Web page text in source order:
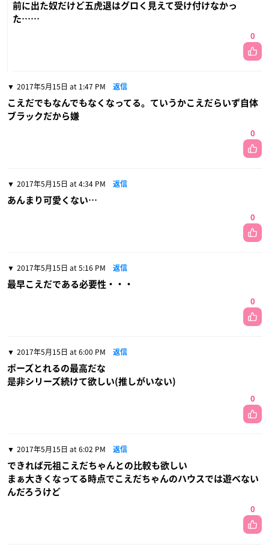
前に出た奴だけど五虎退はグロく見えて受け付けなかっ
た……
0
2017年5月15日 at 1:47 PM 返信
こえだでもなんでもなくなってる。ていうかこえだらいず自体
ブラックだから嫌
0
2017年5月15日 at 4:34 PM 返信
あんまり可愛くない…
0
2017年5月15日 at 5:16 PM 返信
最早こえだである必要性・・・
0
2017年5月15日 at 6:00 PM 返信
ポーズとれるの最高だな
是非シリーズ続けて欲しい(推しがいない)
0
2017年5月15日 at 6:02 PM 返信
できれば元祖こえだちゃんとの比較も欲しい
まぁ大きくなってる時点でこえだちゃんのハウスでは遊べない
んだろうけど
0